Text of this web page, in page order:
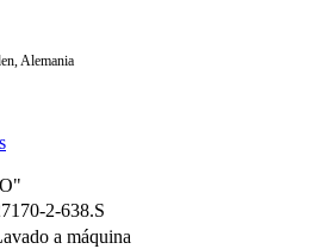
Alemania
2-638.S
a máquina